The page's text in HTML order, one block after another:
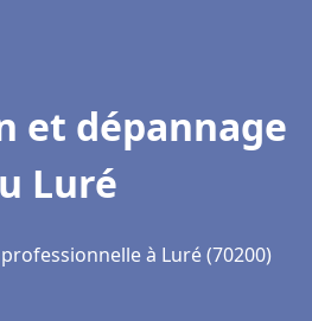
et dépannage
Luré
à Luré (70200)